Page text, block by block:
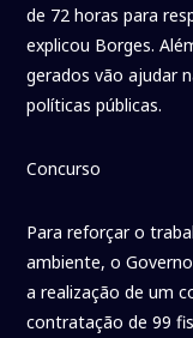
de 72 horas para
explicou Borges.
gerados vão ajudar
políticas públicas.
Concurso
Para reforçar o
ambiente, o
a realização de um
contratação de 99